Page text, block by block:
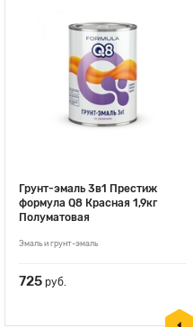
Грунт-эмаль 3в1 Престиж
формула Q8 Красная 1,9кг
Полуматовая
Эмаль и грунт-эмаль
725 руб.